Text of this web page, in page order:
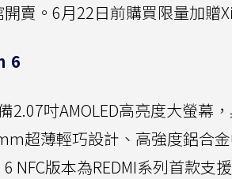
賣。6月22日前購買限量加贈
6
2.07吋AMOLED高亮度大螢
超薄輕巧設計、高強度鋁合
6 NFC版本為REDMI系列首款支